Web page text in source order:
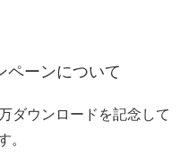
ペーンについて
ダウンロードを記念して
。